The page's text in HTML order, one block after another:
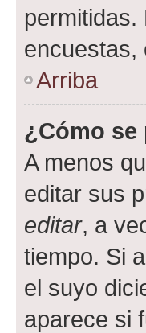
encuestas,
Arriba
¿Cómo se
A menos
editar sus
editar, a
tiempo. Si
el suyo
aparece si